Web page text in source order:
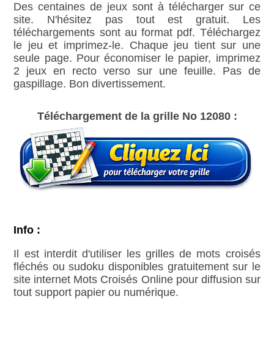
Des centaines de jeux sont à télécharger sur ce
site. N'hésitez pas tout est gratuit. Les
téléchargements sont au format pdf. Téléchargez
le jeu et imprimez-le. Chaque jeu tient sur une
seule page. Pour économiser le papier, imprimez
2 jeux en recto verso sur une feuille. Pas de
gaspillage. Bon divertissement.
Téléchargement de la grille No 12080 :
Info :
Il est interdit d'utiliser les grilles de mots croisés
fléchés ou sudoku disponibles gratuitement sur le
site internet Mots Croisés Online pour diffusion sur
tout support papier ou numérique.